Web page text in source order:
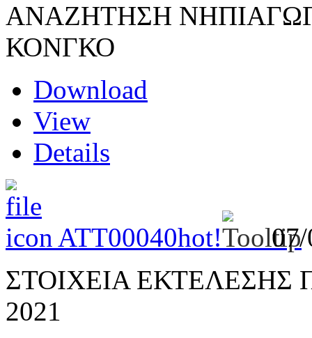
ΑΝΑΖΗΤΗΣΗ
ΚΟΝΓΚΟ
Download
View
Details
ATT00040hot!
ΣΤΟΙΧΕΙΑ
2021